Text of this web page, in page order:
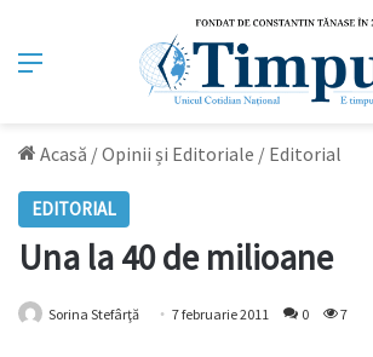
Meniu
Acasă /Opinii și Editoriale / Editorial
EDITORIAL
Una la 40 de milioane
Sorina Stefârţă 7 februarie 2011 0 7